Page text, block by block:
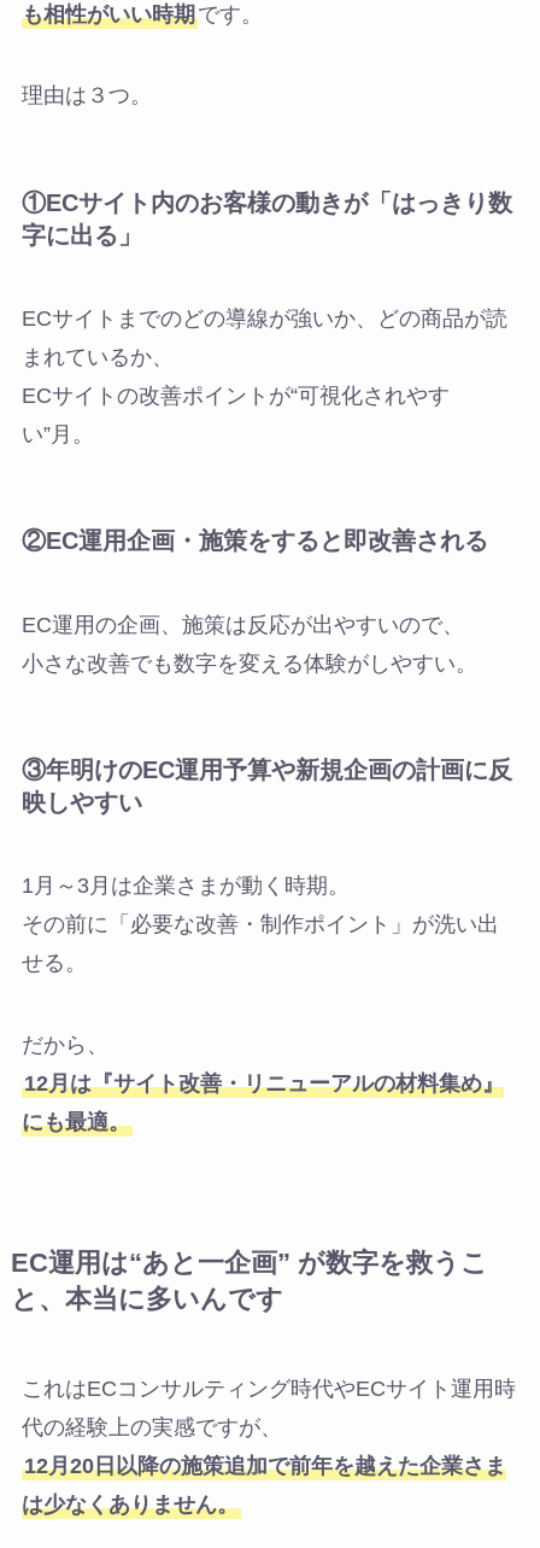
も相性がいい時期です。
理由は３つ。
①ECサイト内のお客様の動きが「はっきり数
字に出る」
ECサイトまでのどの導線が強いか、どの商品が読
まれているか、
ECサイトの改善ポイントが“可視化されやす
い”月。
②EC運用企画・施策をすると即改善される
EC運用の企画、施策は反応が出やすいので、
小さな改善でも数字を変える体験がしやすい。
③年明けのEC運用予算や新規企画の計画に反
映しやすい
1月～3月は企業さまが動く時期。
その前に「必要な改善・制作ポイント」が洗い出
せる。
だから、
12月は『サイト改善・リニューアルの材料集め』
にも最適。
EC運用は“あと一企画” が数字を救うこ
と、本当に多いんです
これはECコンサルティング時代やECサイト運用時
代の経験上の実感ですが、
12月20日以降の施策追加で前年を越えた企業さま
は少なくありません。